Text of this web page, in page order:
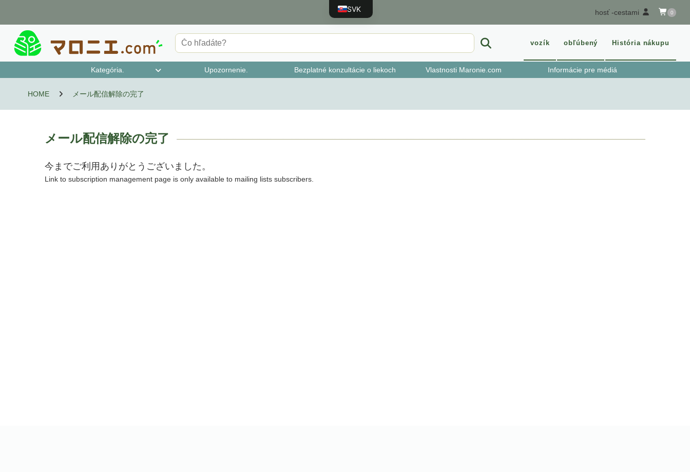
hosť -cestami 0
vozík obľúbený História nákupu
Kategória.
Upozornenie. Bezplatné konzultácie o liekoch Vlastnosti Maronie.com Informácie pre médiá
HOME メール配信解除の完了
メール配信解除の完了
今までご利用ありがとうございました。
Link to subscription management page is only available to mailing lists subscribers.
SVK
JPN
CHN
TWN
VNM